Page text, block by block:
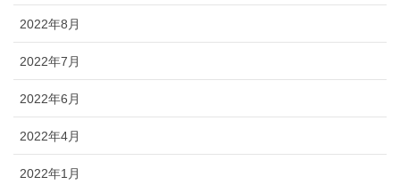
2022年8月
2022年7月
2022年6月
2022年4月
2022年1月